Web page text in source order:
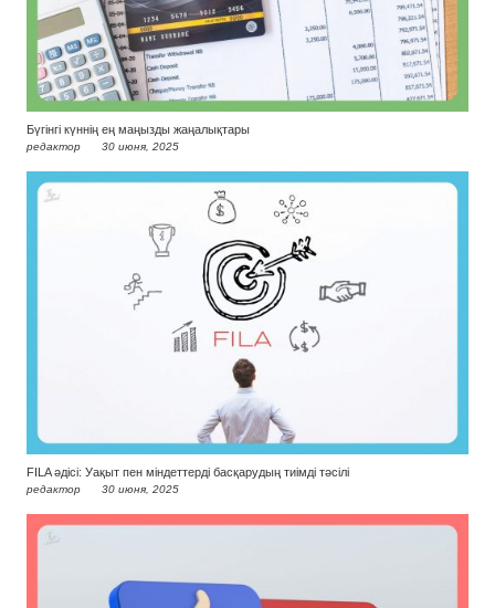
Бүгінгі күннің ең маңызды жаңалықтары
редактор 30 июня, 2025
FILA әдісі: Уақыт пен міндеттерді басқарудың тиімді тәсілі
редактор 30 июня, 2025